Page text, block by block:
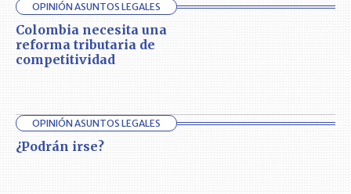
OPINIÓN ASUNTOS LEGALES
Colombia necesita una
reforma tributaria de
competitividad
OPINIÓN ASUNTOS LEGALES
¿Podrán irse?